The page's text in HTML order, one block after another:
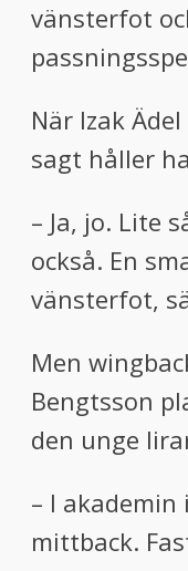
vänsterfot
När Izak
sagt håller
– Ja, jo. Lite
också. En
vänsterfot,
Men
Bengtsson
den unge
– I
mittback.